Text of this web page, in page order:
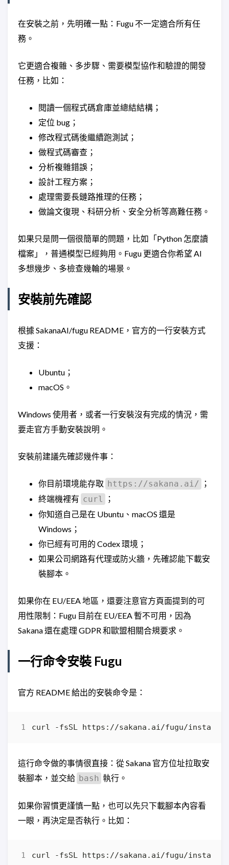
在安裝之前，先明確一點：Fugu 不一定適合所有任
務。
它更適合複雜、多步驟、需要模型協作和驗證的開發
任務，比如：
閱讀一個程式碼倉庫並總結結構；
定位 bug；
修改程式碼後繼續跑測試；
做程式碼審查；
分析複雜錯誤；
設計工程方案；
處理需要長鏈路推理的任務；
做論文復現、科研分析、安全分析等高難任務。
如果只是問一個很簡單的問題，比如「Python 怎麼讀
檔案」，普通模型已經夠用。Fugu 更適合你希望 AI
多想幾步、多檢查幾輪的場景。
安裝前先確認
根據 SakanaAI/fugu README，官方的一行安裝方式
支援：
Ubuntu；
macOS。
Windows 使用者，或者一行安裝沒有完成的情況，需
要走官方手動安裝說明。
安裝前建議先確認幾件事：
你目前環境能存取 https://sakana.ai/
；
終端機裡有 curl
；
你知道自己是在 Ubuntu、macOS 還是
Windows；
你已經有可用的 Codex 環境；
如果公司網路有代理或防火牆，先確認能下載安
裝腳本。
如果你在 EU/EEA 地區，還要注意官方頁面提到的可
用性限制：Fugu 目前在 EU/EEA 暫不可用，因為
Sakana 還在處理 GDPR 和歐盟相關合規要求。
一行命令安裝 Fugu
官方 README 給出的安裝命令是：
curl -fsSL https://sakana.ai/fugu/install
這行命令做的事情很直接：從 Sakana 官方位址拉取安
裝腳本，並交給 bash 執行。
如果你習慣更謹慎一點，也可以先只下載腳本內容看
一眼，再決定是否執行。比如：